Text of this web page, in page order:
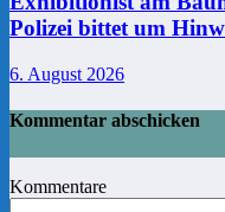
Polizei bittet um
6. August 2026
Kommentar abschicken
Kommentare